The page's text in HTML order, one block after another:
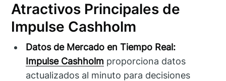
Atractivos Principales de
Impulse Cashholm
Datos de Mercado en Tiempo Real:
Impulse Cashholm proporciona datos
actualizados al minuto para decisiones